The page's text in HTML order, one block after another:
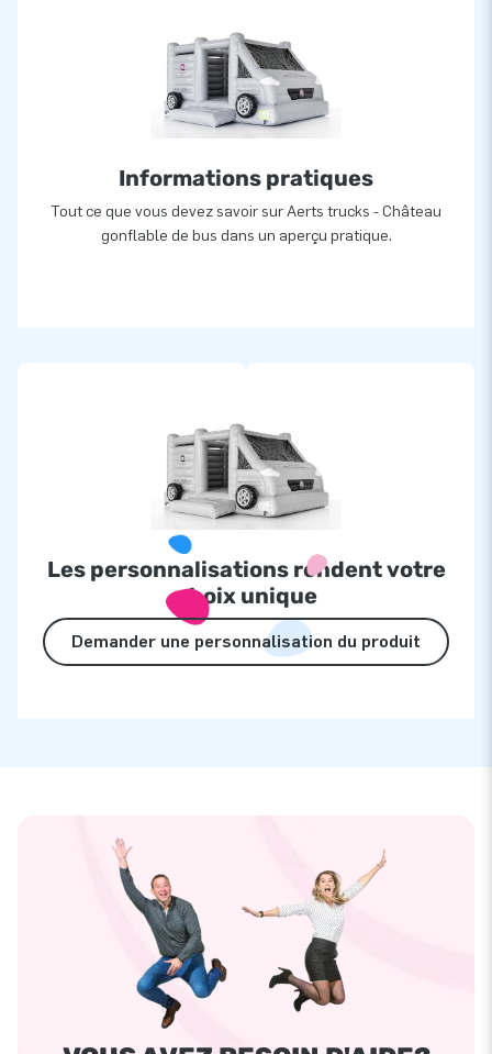
Informations pratiques
Tout ce que vous devez savoir sur Aerts trucks - Château
gonflable de bus dans un aperçu pratique.
Les personnalisations rendent votre
choix unique
Demander une personnalisation du produit